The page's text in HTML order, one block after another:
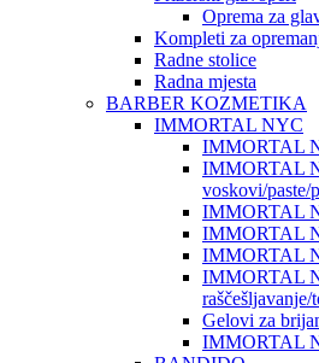
Oprema za
Kompleti za
Radne stolice
Radna mjesta
BARBER KOZMETIKA
IMMORTAL NYC
IMMORTAL
IMMORTAL
voskovi/paste/
IMMORTAL
IMMORTAL
IMMORTAL
IMMORTAL
raščešljavanje/
Gelovi za
IMMORTAL